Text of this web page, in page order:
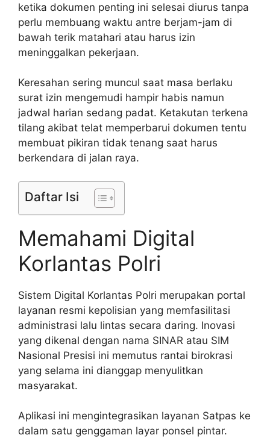
ketika dokumen penting ini selesai diurus tanpa
perlu membuang waktu antre berjam-jam di
bawah terik matahari atau harus izin
meninggalkan pekerjaan.
Keresahan sering muncul saat masa berlaku
surat izin mengemudi hampir habis namun
jadwal harian sedang padat. Ketakutan terkena
tilang akibat telat memperbarui dokumen tentu
membuat pikiran tidak tenang saat harus
berkendara di jalan raya.
Daftar Isi
Memahami Digital
Korlantas Polri
Sistem Digital Korlantas Polri merupakan portal
layanan resmi kepolisian yang memfasilitasi
administrasi lalu lintas secara daring. Inovasi
yang dikenal dengan nama SINAR atau SIM
Nasional Presisi ini memutus rantai birokrasi
yang selama ini dianggap menyulitkan
masyarakat.
Aplikasi ini mengintegrasikan layanan Satpas ke
dalam satu genggaman layar ponsel pintar.